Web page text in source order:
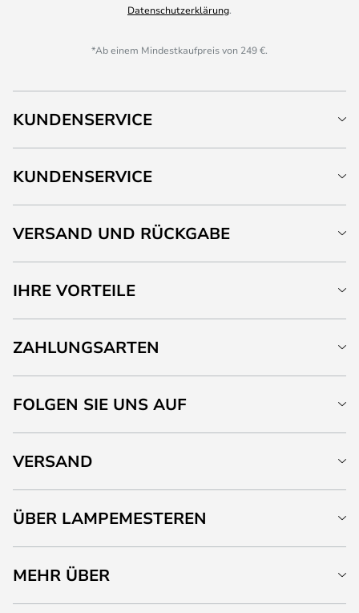
Datenschutzerklärung.
*Ab einem Mindestkaufpreis von 249 €.
KUNDENSERVICE
KUNDENSERVICE
VERSAND UND RÜCKGABE
IHRE VORTEILE
ZAHLUNGSARTEN
FOLGEN SIE UNS AUF
VERSAND
ÜBER LAMPEMESTEREN
MEHR ÜBER